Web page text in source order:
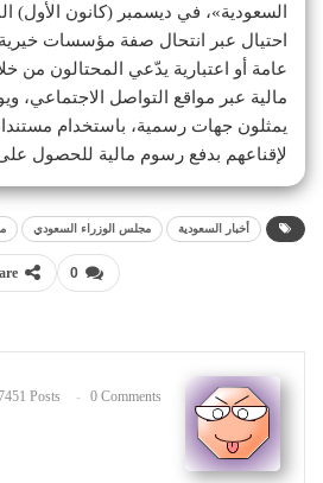
السعودية»، في ديسمبر (كانون الأول)
احتيال عبر انتحال صفة مؤسسات
عامة أو اعتبارية يدّعي المحتالون من
مالية عبر مواقع التواصل الاجتماعي،
يمثلون جهات رسمية، باستخدام
لإقناعهم بدفع رسوم مالية للحصول
أخبار السعودية مجلس الوزراء السعودي
0
Posts 0 Comments